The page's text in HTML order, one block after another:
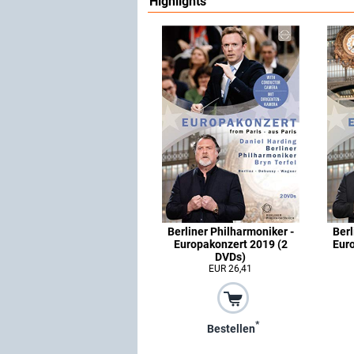
Berliner Philharmoniker -
Europakonzert 2019 (2
DVDs)
EUR 26,41
Bestellen*